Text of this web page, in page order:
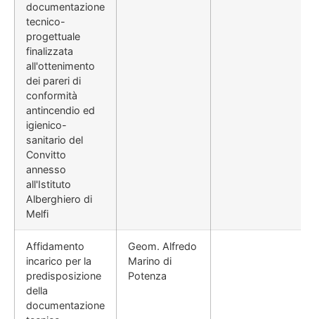
documentazione
tecnico-
progettuale
finalizzata
all'ottenimento
dei pareri di
conformità
antincendio ed
igienico-
sanitario del
Convitto
annesso
all'Istituto
Alberghiero di
Melfi
Affidamento
incarico per la
predisposizione
della
documentazione
Geom. Alfredo
Marino di
Potenza